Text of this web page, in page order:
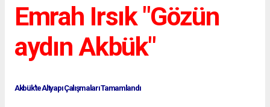
Emrah Irsık "Gözün
aydın Akbük"
Akbük'te Altyapı Çalışmaları Tamamlandı